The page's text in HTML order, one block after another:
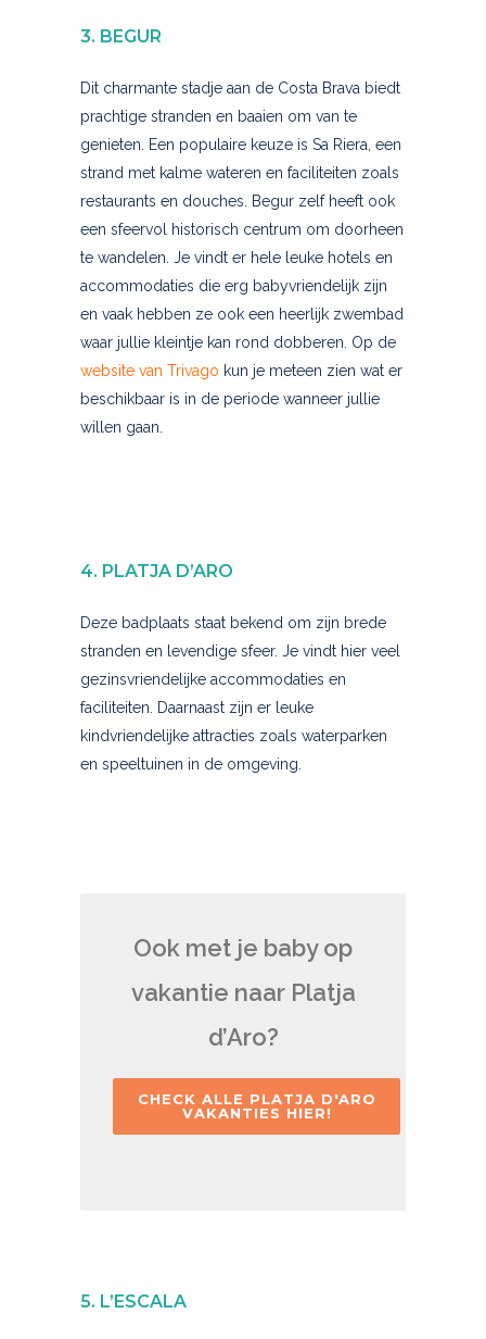
3. BEGUR
Dit charmante stadje aan de Costa Brava biedt
prachtige stranden en baaien om van te
genieten. Een populaire keuze is Sa Riera, een
strand met kalme wateren en faciliteiten zoals
restaurants en douches. Begur zelf heeft ook
een sfeervol historisch centrum om doorheen
te wandelen. Je vindt er hele leuke hotels en
accommodaties die erg babyvriendelijk zijn
en vaak hebben ze ook een heerlijk zwembad
waar jullie kleintje kan rond dobberen. Op de
website van Trivago kun je meteen zien wat er
beschikbaar is in de periode wanneer jullie
willen gaan.
4. PLATJA D’ARO
Deze badplaats staat bekend om zijn brede
stranden en levendige sfeer. Je vindt hier veel
gezinsvriendelijke accommodaties en
faciliteiten. Daarnaast zijn er leuke
kindvriendelijke attracties zoals waterparken
en speeltuinen in de omgeving.
Ook met je baby op
vakantie naar Platja
d’Aro?
CHECK ALLE PLATJA D'ARO
VAKANTIES HIER!
5. L’ESCALA